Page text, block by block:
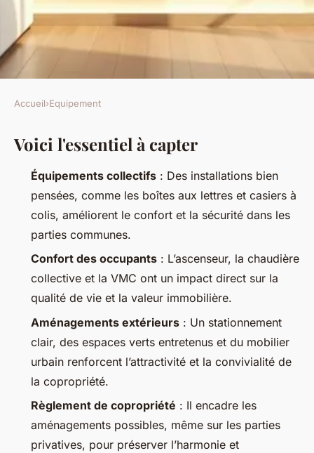
EQUIPEMENT
Quels équipements en
copropriété pour un confort
optimal ?
06/07/2026 08:32
Accueil›Equipement
Voici l'essentiel à capter
Équipements collectifs : Des installations bien
pensées, comme les boîtes aux lettres et casiers à
colis, améliorent le confort et la sécurité dans les
parties communes.
Confort des occupants : L’ascenseur, la chaudière
collective et la VMC ont un impact direct sur la
qualité de vie et la valeur immobilière.
Aménagements extérieurs : Un stationnement
clair, des espaces verts entretenus et du mobilier
urbain renforcent l’attractivité et la convivialité de
la copropriété.
Règlement de copropriété : Il encadre les
aménagements possibles, même sur les parties
privatives, pour préserver l’harmonie et